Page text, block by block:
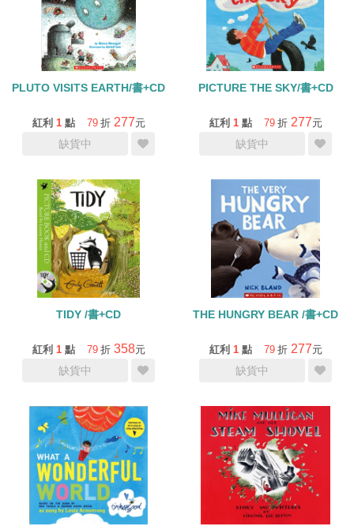
PLUTO VISITS EARTH/書+CD
紅利 1 點 79 折 277元
缺貨中
PICTURE THE SKY/書+CD
紅利 1 點 79 折 277元
缺貨中
TIDY /書+CD
紅利 1 點 79 折 358元
缺貨中
THE HUNGRY BEAR /書+CD
紅利 1 點 79 折 277元
缺貨中